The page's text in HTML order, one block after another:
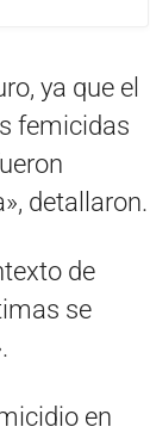
ya que el
femicidas
detallaron.
de
se
en